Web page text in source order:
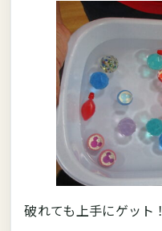
破れても上手にゲット！